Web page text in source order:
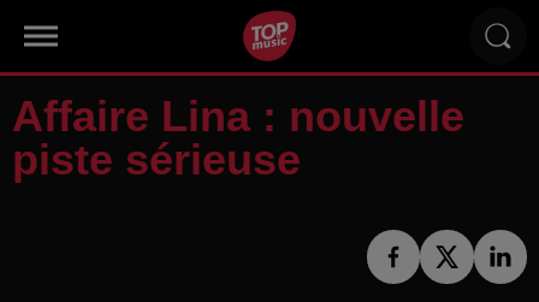
Affaire Lina : nouvelle
piste sérieuse